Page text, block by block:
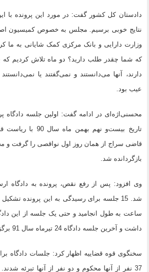
دادستان کل کشور گفت: در مورد این پرونده با
وزارت دارایی و بانک مرکزی کمک شایانی به ما
که شما چقدر طلب دارید؟ دو ماه تلاش کردیم که
دارند، آنها می‌دانستند و نمی‌گفتند یا
عیب بود.
محسنی‌اژه‌ا‌ی در ادامه گفت: اولین جلسه دادگاه
تاریخ بیست‌و نهم
قاضی سراج از همان روز اول نواقصی را گرفت و
بازگردانده شد.
وی افزود: پس از رفع نقص، پرونده به دادگاه
داشت و آخرین جلسه دادگاه 24 تیرماه سال 91 برگزار شد.
37 نفر از آنها محکوم و دو نفر از آنها تبرئه